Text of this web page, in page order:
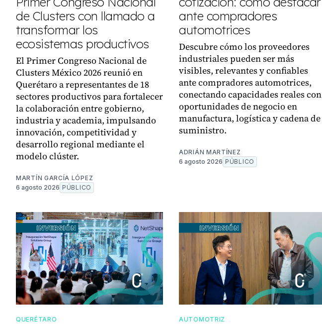
de Clusters con llamado a
transformar los
ecosistemas productivos
El Primer Congreso Nacional de
Clusters México 2026 reunió en
Querétaro a representantes de 18
sectores productivos para fortalecer
la colaboración entre gobierno,
industria y academia, impulsando
innovación, competitividad y
desarrollo regional mediante el
modelo clúster.
MARTÍN GARCÍA LÓPEZ
6 agosto 2026 PÚBLICO
ante compradores
automotrices
Descubre cómo los proveedores
industriales pueden ser más
visibles, relevantes y confiables
ante compradores automotrices,
conectando capacidades reales con
oportunidades de negocio en
manufactura, logística y cadena de
suministro.
ADRIÁN MARTÍNEZ
6 agosto 2026 PÚBLICO
QUERÉTARO AUTOMOTRIZ